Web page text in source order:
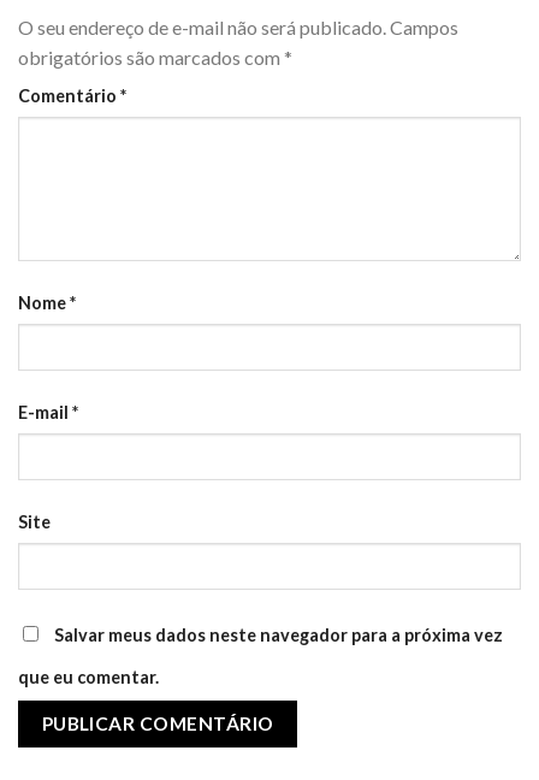
O seu endereço de e-mail não será publicado.Campos
obrigatórios são marcados com *
Comentário *
Nome*
E-mail *
Site
Salvar meus dados neste navegador para a próxima vez
que eu comentar.